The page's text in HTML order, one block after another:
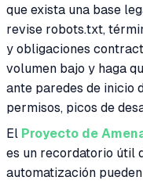
que exista una base
revise robots.txt,
y obligaciones
volumen bajo y haga
ante paredes de inicio
permisos, picos de
El Proyecto de
es un recordatorio útil
automatización